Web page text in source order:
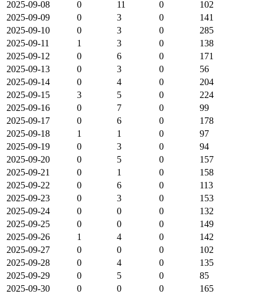
2025-09-08
0 11 0
102
2025-09-09
0 3 0
141
2025-09-10
0 3 0
285
2025-09-11
1 3 0
138
2025-09-12
0 6 0
171
2025-09-13
0 3 0
56
2025-09-14
0 4 0
204
2025-09-15
3 5 0
224
2025-09-16
0 7 0
99
2025-09-17
0 6 0
178
2025-09-18
1 1 0
97
2025-09-19
0 3 0
94
2025-09-20
0 5 0
157
2025-09-21
0 1 0
158
2025-09-22
0 6 0
113
2025-09-23
0 3 0
153
2025-09-24
0 0 0
132
2025-09-25
0 0 0
149
2025-09-26
1 4 0
142
2025-09-27
0 0 0
102
2025-09-28
0 4 0
135
2025-09-29
0 5 0
85
2025-09-30
0 0 0
165